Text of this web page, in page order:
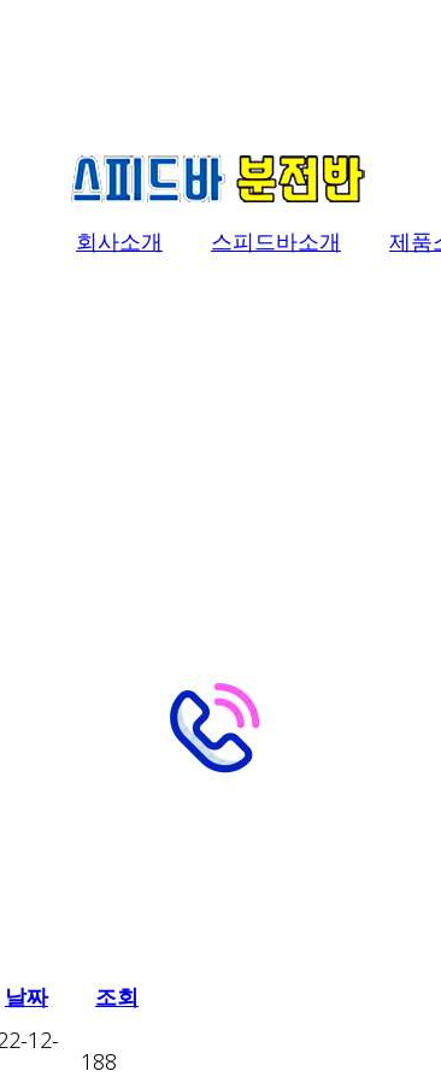
회사소개 스피드바소개 제품
날짜 조회
12-
188